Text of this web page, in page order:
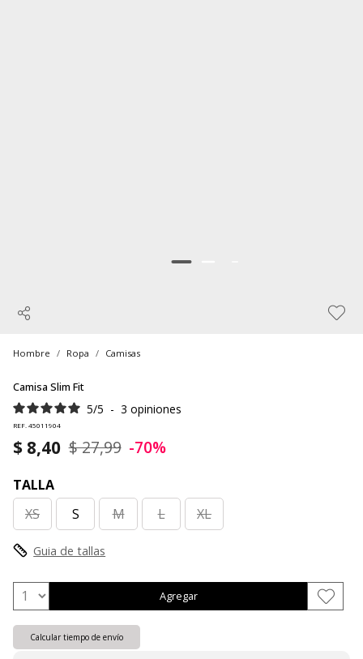
Hombre Ropa Camisas
Camisa Slim Fit
5/5 - 3 opiniones
REF. 45011904
$ 8,40 $ 27,99 -70%
TALLA
XS
S M L XL
Guia de tallas
Agregar
Calcular tiempo de envío